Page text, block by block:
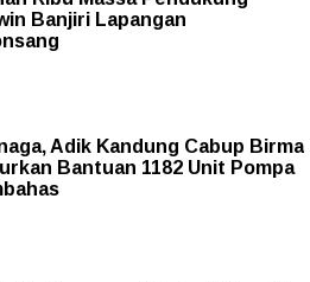
Banjiri Lapangan
Adik Kandung Cabup Birma
Bantuan 1182 Unit Pompa